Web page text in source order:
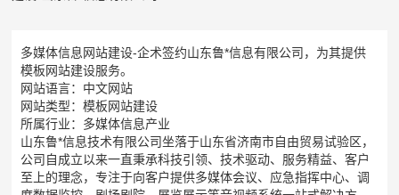
多媒体信息网站建设-企术签约山东鲁*信息有限公司，为其提供
模板网站建设服务。
网站语言：中文网站
网站类型：模板网站建设
所属行业：多媒体信息产业
山东鲁*信息技术有限公司坐落于山东省济南市自由贸易试验区，
公司自成立以来一直秉承科技引领、技术驱动、服务精益、客户
至上的理念，专注于向客户提供多媒体会议、应急指挥中心、调